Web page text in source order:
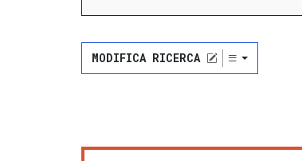
MODIFICA RICERCA